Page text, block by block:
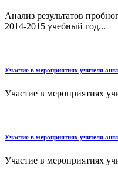
Анализ результатов
2014-2015 учебный год...
Участие в мероприятиях учителя
Участие в мероприятиях
Участие в мероприятиях учителя
Участие в мероприятиях